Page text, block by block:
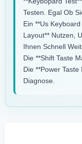
Testen. Egal Ob
Ein **us
Layout** Nutzen,
Ihnen Schnell
Die **shift Taste
Die **power Taste
Diagnose.